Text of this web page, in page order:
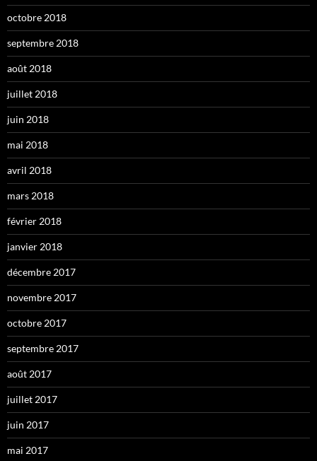
octobre 2018
septembre 2018
août 2018
juillet 2018
juin 2018
mai 2018
avril 2018
mars 2018
février 2018
janvier 2018
décembre 2017
novembre 2017
octobre 2017
septembre 2017
août 2017
juillet 2017
juin 2017
mai 2017